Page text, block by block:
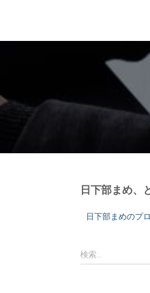
日下部まめ、
日下部まめのプ
検
索:
検索…